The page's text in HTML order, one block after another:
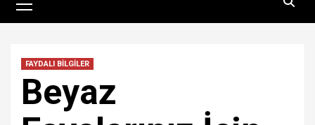
Menu
FAYDALI BİLGİLER
Beyaz